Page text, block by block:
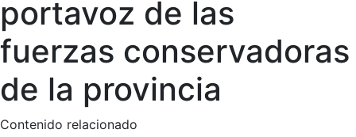
portavoz de las
fuerzas conservadoras
de la provincia
Contenido relacionado